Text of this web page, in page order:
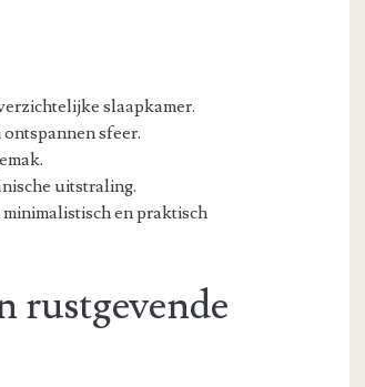
slaapkamer.
sfeer.
uitstraling.
en praktisch
rustgevende